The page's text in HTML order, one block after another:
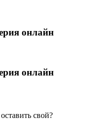
онлайн
онлайн
свой?